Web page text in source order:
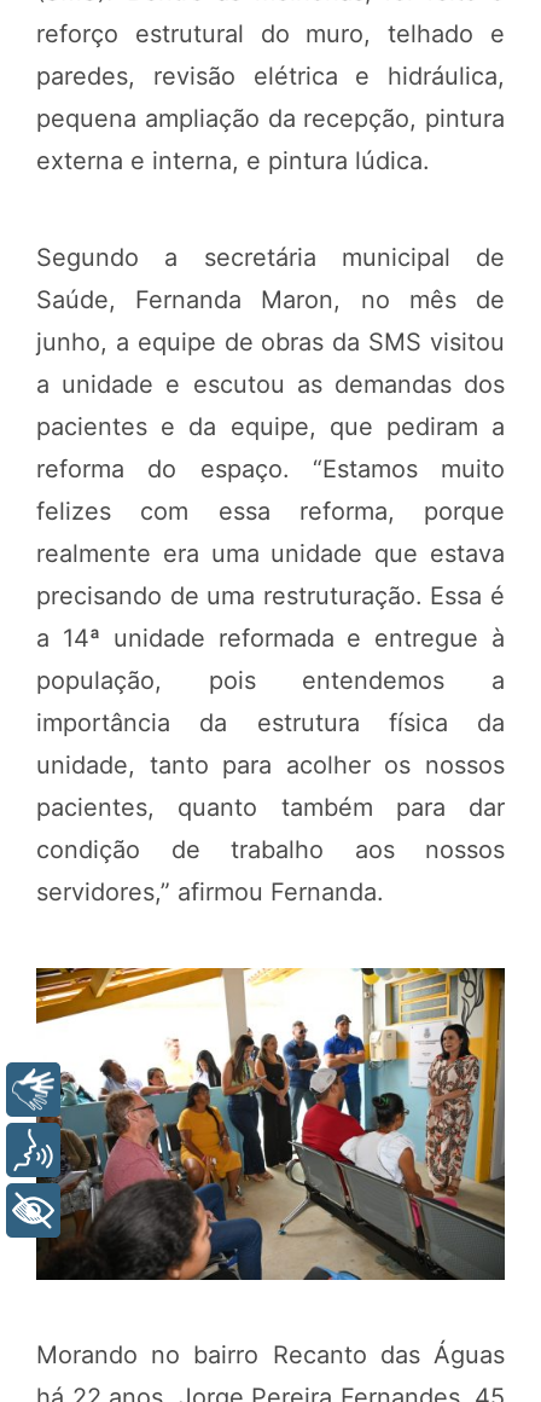
reforço estrutural do muro, telhado e
paredes, revisão elétrica e hidráulica,
pequena ampliação da recepção, pintura
externa e interna, e pintura lúdica.
Segundo a secretária municipal de
Saúde, Fernanda Maron, no mês de
junho, a equipe de obras da SMS visitou
a unidade e escutou as demandas dos
pacientes e da equipe, que pediram a
reforma do espaço. “Estamos muito
felizes com essa reforma, porque
realmente era uma unidade que estava
precisando de uma restruturação. Essa é
a 14ª unidade reformada e entregue à
população, pois entendemos a
importância da estrutura física da
unidade, tanto para acolher os nossos
pacientes, quanto também para dar
condição de trabalho aos nossos
servidores,” afirmou Fernanda.
Morando no bairro Recanto das Águas
Libras
Voz
+ Acessibilidade